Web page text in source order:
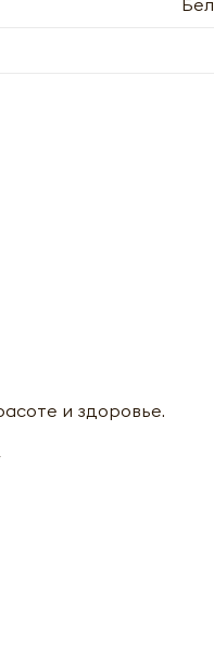
и здоровье.